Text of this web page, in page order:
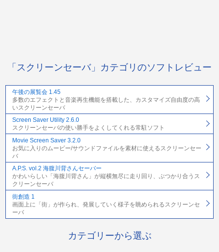
「スクリーンセーバ」カテゴリのソフトレビュー
午後の展覧会 1.45
多数のエフェクトと音楽再生機能を搭載した、カスタマイズ自由度の高
いスクリーンセーバ
Screen Saver Utility 2.6.0
スクリーンセーバの使い勝手をよくしてくれる常駐ソフト
Movie Screen Saver 3.2.0
お気に入りのムービー/サウンドファイルを素材に使えるスクリーンセー
バ
A.P.S. vol.2 海腹川背さんセーバー
かわいらしい「海腹川背さん」が縦横無尽に走り回り、ぶつかり合うス
クリーンセーバ
街創造 1
画面上に「街」が作られ、発展していく様子を眺められるスクリーンセ
ーバ
カテゴリーから選ぶ